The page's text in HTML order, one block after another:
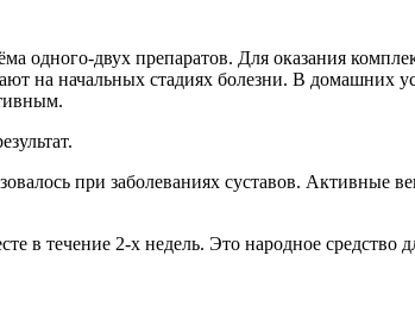
двух препаратов. Для оказания
на начальных стадиях болезни. В домашних
при заболеваниях суставов. Активные
в течение 2-х недель. Это народное средство